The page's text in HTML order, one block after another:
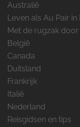
Australië
Leven als Au Pair
Met de rugzak
België
Canada
Duitsland
Frankrijk
Italië
Nederland
Reisgidsen en tips